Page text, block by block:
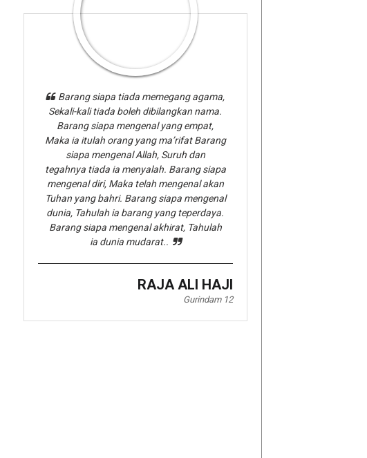
Barang siapa tiada memegang agama,
Sekali-kali tiada boleh dibilangkan nama.
Barang siapa mengenal yang empat,
Maka ia itulah orang yang ma’rifat Barang
siapa mengenal Allah, Suruh dan
tegahnya tiada ia menyalah. Barang siapa
mengenal diri, Maka telah mengenal akan
Tuhan yang bahri. Barang siapa mengenal
dunia, Tahulah ia barang yang teperdaya.
Barang siapa mengenal akhirat, Tahulah
ia dunia mudarat..
RAJA ALI HAJI
Gurindam 12